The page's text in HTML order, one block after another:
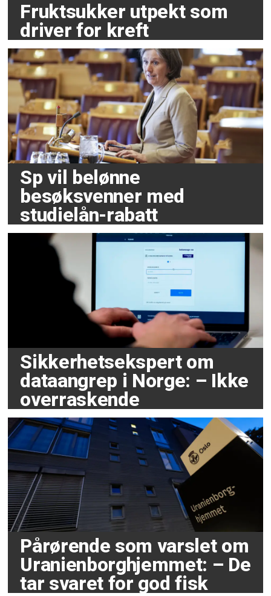
Fruktsukker utpekt som
driver for kreft
Sp vil belønne
besøksvenner med
studielån-rabatt
Sikkerhetsekspert om
dataangrep i Norge: – Ikke
overraskende
Pårørende som varslet om
Uranienborghjemmet: – De
tar svaret for god fisk